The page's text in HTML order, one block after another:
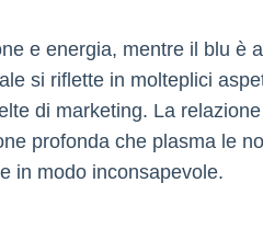
e energia, mentre il blu è
si riflette in molteplici
di marketing. La
profonda che plasma le
in modo inconsapevole.